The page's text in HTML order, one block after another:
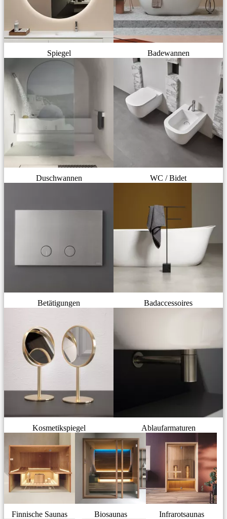
Spiegel Badewannen
Duschwannen WC / Bidet
Betätigungen Badaccessoires
Kosmetikspiegel Ablaufarmaturen
Finnische Saunas Biosaunas Infrarotsaunas